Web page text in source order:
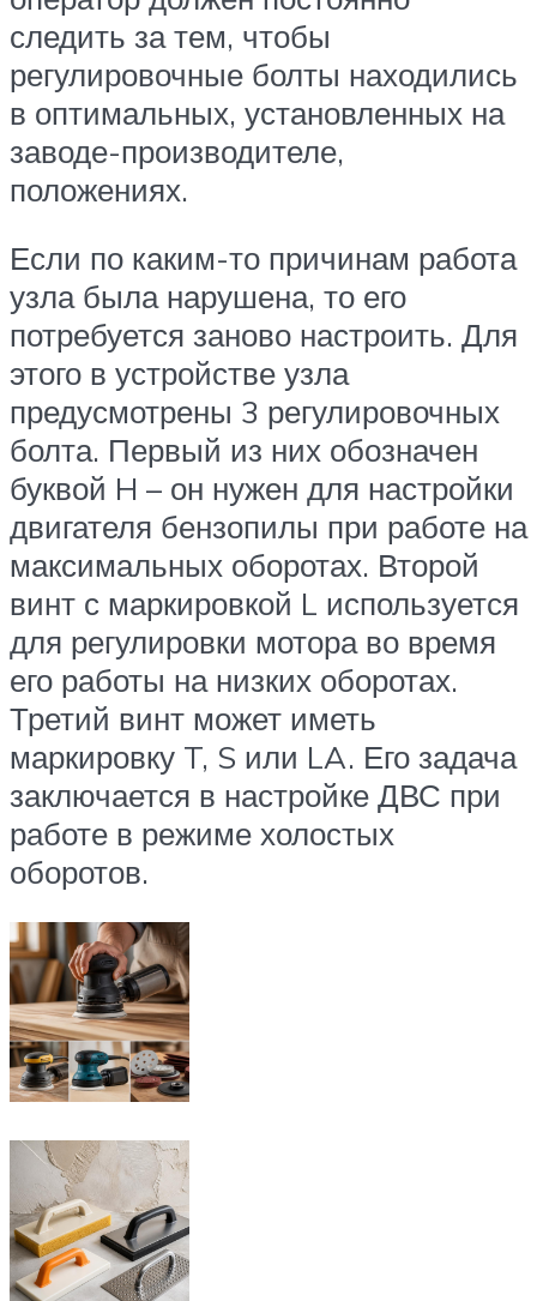
следить за тем, чтобы
регулировочные болты находились
в оптимальных, установленных на
заводе-производителе,
положениях.
Если по каким-то причинам работа
узла была нарушена, то его
потребуется заново настроить. Для
этого в устройстве узла
предусмотрены 3 регулировочных
болта. Первый из них обозначен
буквой H – он нужен для настройки
двигателя бензопилы при работе на
максимальных оборотах. Второй
винт с маркировкой L используется
для регулировки мотора во время
его работы на низких оборотах.
Третий винт может иметь
маркировку T, S или LA. Его задача
заключается в настройке ДВС при
работе в режиме холостых
оборотов.